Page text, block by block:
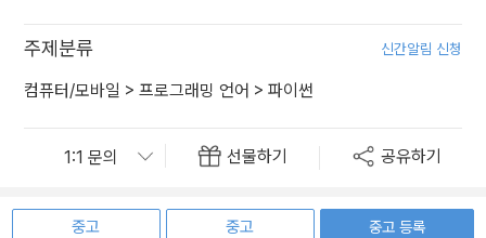
주제분류 신간알림 신청
컴퓨터/모바일 > 프로그래밍 언어 > 파이썬
선물하기 공유하기
중고
중고
중고 등록